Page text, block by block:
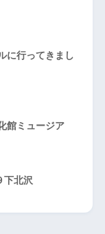
に行ってきまし
館ミュージア
下北沢